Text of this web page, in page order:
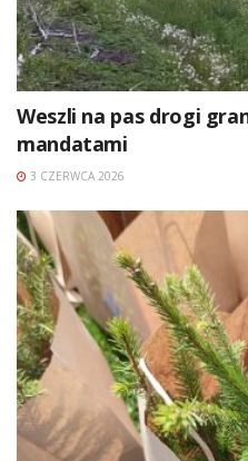
Weszli na pas drogi
mandatami
3 CZERWCA 2026